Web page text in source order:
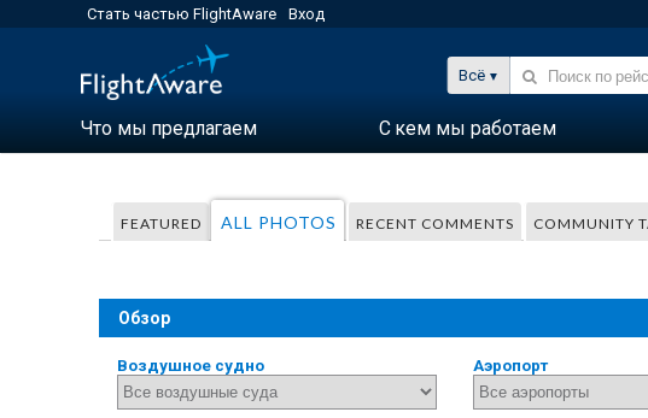
Стать частью FlightAware Вход
Всё
Что мы предлагаем С кем мы работаем
FEATURED ALL PHOTOS RECENT COMMENTS COMMUNITY
Обзор
Воздушное судно Аэропорт